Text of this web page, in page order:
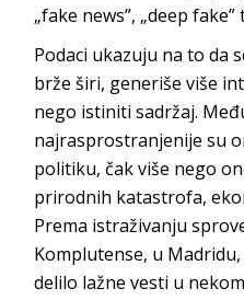
„fake news”, „deep fake”
Podaci ukazuju na to da
brže širi, generiše više
nego istiniti sadržaj.
najrasprostranjenije su
politiku, čak više nego
prirodnih katastrofa,
Prema istraživanju
Komplutense, u
delilo lažne vesti u